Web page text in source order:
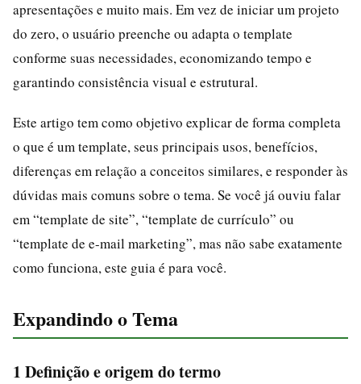
apresentações e muito mais. Em vez de iniciar um projeto
do zero, o usuário preenche ou adapta o template
conforme suas necessidades, economizando tempo e
garantindo consistência visual e estrutural.
Este artigo tem como objetivo explicar de forma completa
o que é um template, seus principais usos, benefícios,
diferenças em relação a conceitos similares, e responder às
dúvidas mais comuns sobre o tema. Se você já ouviu falar
em “template de site”, “template de currículo” ou
“template de e-mail marketing”, mas não sabe exatamente
como funciona, este guia é para você.
Expandindo o Tema
1 Definição e origem do termo